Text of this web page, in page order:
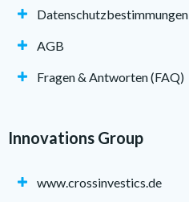
Datenschutzbestimmungen
AGB
Fragen & Antworten (FAQ)
Innovations Group
www.crossinvestics.de